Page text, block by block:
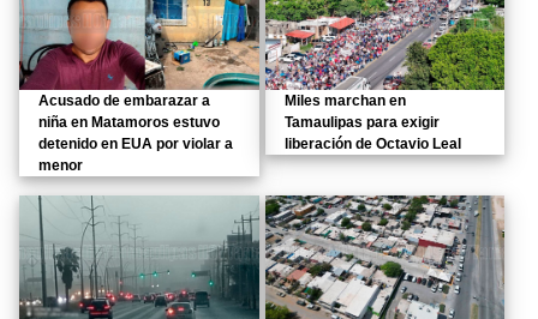
Acusado de embarazar a
niña en Matamoros estuvo
detenido en EUA por violar a
menor
Miles marchan en
Tamaulipas para exigir
liberación de Octavio Leal